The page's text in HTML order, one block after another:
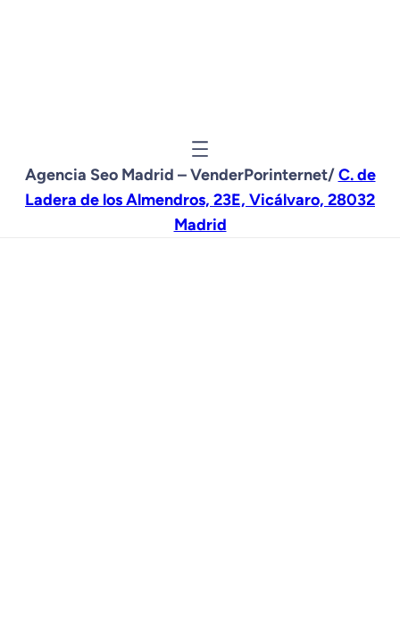
Agencia Seo Madrid – VenderPorinternet/C. de
Ladera de los Almendros, 23E, Vicálvaro, 28032
Madrid